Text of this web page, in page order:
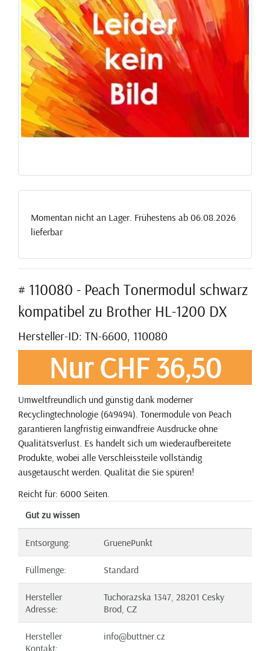
Momentan nicht an Lager. Frühestens ab 06.08.2026
lieferbar
# 110080 - Peach Tonermodul schwarz
kompatibel zu Brother HL-1200 DX
Hersteller-ID: TN-6600, 110080
Nur CHF 36,50
Umweltfreundlich und günstig dank moderner
Recyclingtechnologie (649494). Tonermodule von Peach
garantieren langfristig einwandfreie Ausdrucke ohne
Qualitätsverlust. Es handelt sich um wiederaufbereitete
Produkte, wobei alle Verschleissteile vollständig
ausgetauscht werden. Qualität die Sie spüren!
Reicht für: 6000 Seiten.
Gut zu wissen
Entsorgung: GruenePunkt
Füllmenge: Standard
Hersteller
Adresse:
Tuchorazska 1347, 28201 Cesky
Brod, CZ
Hersteller
Kontakt:
info@buttner.cz